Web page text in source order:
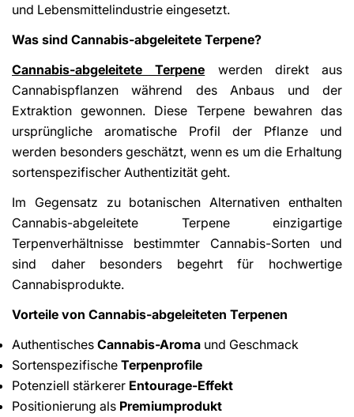
und Lebensmittelindustrie eingesetzt.
Was sind Cannabis-abgeleitete Terpene?
Cannabis-abgeleitete Terpene werden direkt aus
Cannabispflanzen während des Anbaus und der
Extraktion gewonnen. Diese Terpene bewahren das
ursprüngliche aromatische Profil der Pflanze und
werden besonders geschätzt, wenn es um die Erhaltung
sortenspezifischer Authentizität geht.
Im Gegensatz zu botanischen Alternativen enthalten
Cannabis-abgeleitete Terpene einzigartige
Terpenverhältnisse bestimmter Cannabis-Sorten und
sind daher besonders begehrt für hochwertige
Cannabisprodukte.
Vorteile von Cannabis-abgeleiteten Terpenen
Authentisches Cannabis-Aroma und Geschmack
Sortenspezifische Terpenprofile
Potenziell stärkerer Entourage-Effekt
Positionierung als Premiumprodukt